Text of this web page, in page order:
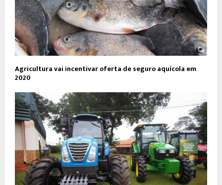
Agricultura vai incentivar oferta de seguro aquícola em
2020